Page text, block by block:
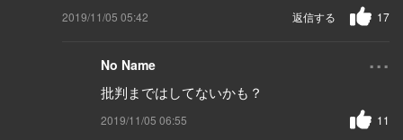
2019/11/05 05:42 17
返信する
No Name ...
批判まではしてないかも？
2019/11/05 06:55 11